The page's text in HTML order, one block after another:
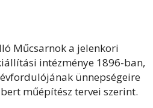
Műcsarnok a jelenkori
intézménye 1896-ban,
ünnepségeire
műépítész tervei szerint.